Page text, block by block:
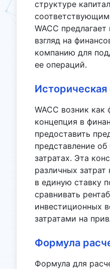
структуре
WACC
взгляд на
компанию для
ее операций.
Историческая
WACC возник как
концепция в
предоставить
представление
затратах. Эта
различных
в единую ставку
сравнивать
инвестиционных
затратами на
Формула
Формула для